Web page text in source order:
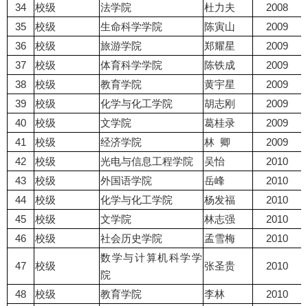
34
校级 法学院 杜力夫
2008
35
校级 生命科学学院 陈寅山
2009
36
校级 旅游学院 郑耀星
2009
37
校级 体育科学学院 陈铁成
2009
38
校级 教育学院 黄宇星
2009
39
校级 化学与化工学院 胡志刚
2009
40
校级 文学院 葛桂录
2009
41
校级 经济学院 林 卿
2009
42
校级 光电与信息工程学院 吴怡
2010
43
校级 外国语学院 岳峰
2010
44
校级 化学与化工学院 杨发福
2010
45
校级 文学院 林志强
2010
46
校级 社会历史学院 孟雪梅 2010
47 校级
数学与计算机科学学
院
张圣贵 2010
48 校级 教育学院 李林
2010